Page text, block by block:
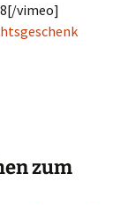
vimeo]
zum